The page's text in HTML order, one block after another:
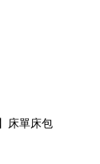
床單床包